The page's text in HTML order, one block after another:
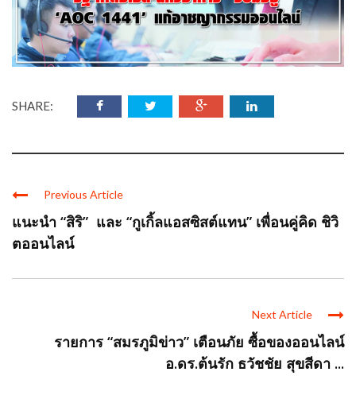
SHARE:
Previous Article
แนะนำ “สิริ” และ “กูเกิ้ลแอสซิสต์แทน” เพื่อนคู่คิด ชิวิ
ตออนไลน์
Next Article
รายการ “สมรภูมิข่าว” เตือนภัย ซื้อของออนไลน์
อ.ดร.ต้นรัก ธวัชชัย สุขสีดา ...